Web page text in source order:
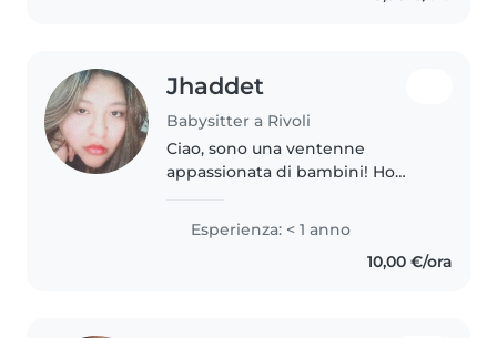
Jhaddet
Babysitter a Rivoli
Ciao, sono una ventenne
appassionata di bambini! Ho
sono pronta per iniziare la mia
avventura come babysitter. Parlo
inglese, italiano e spagnolo,..
Esperienza: < 1 anno
10,00 €/ora